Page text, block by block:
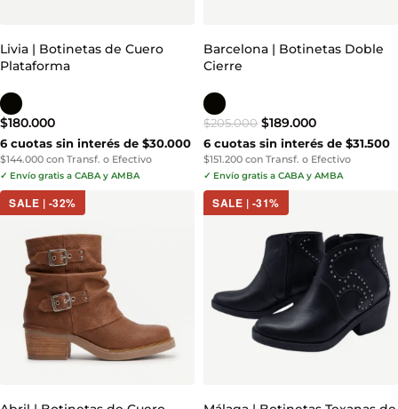
Livia | Botinetas de Cuero
Plataforma
$180.000
6 cuotas sin interés de $30.000
$144.000 con Transf. o Efectivo
✓ Envío gratis a CABA y AMBA
Barcelona | Botinetas Doble
Cierre
$205.000 $189.000
6 cuotas sin interés de $31.500
$151.200 con Transf. o Efectivo
✓ Envío gratis a CABA y AMBA
SALE | -32% SALE | -31%